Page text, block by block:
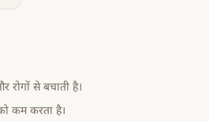
रोगों से बचाती है।
कम करता है।